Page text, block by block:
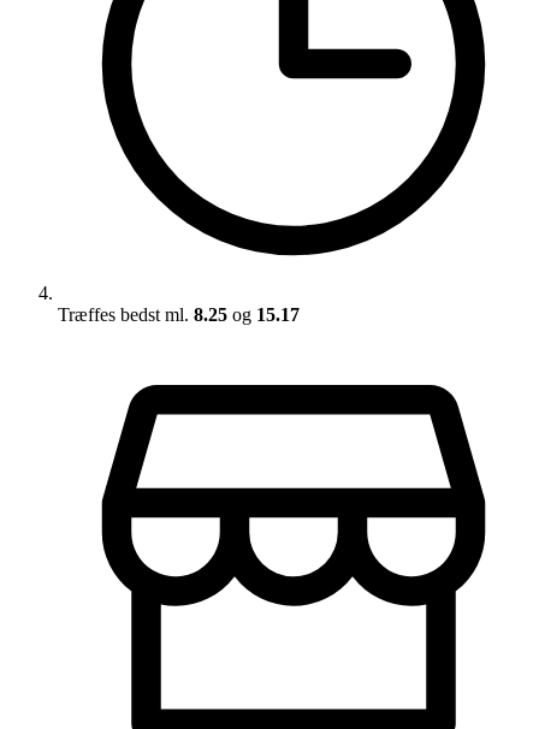
Træffes bedst ml. 8.25 og 15.17